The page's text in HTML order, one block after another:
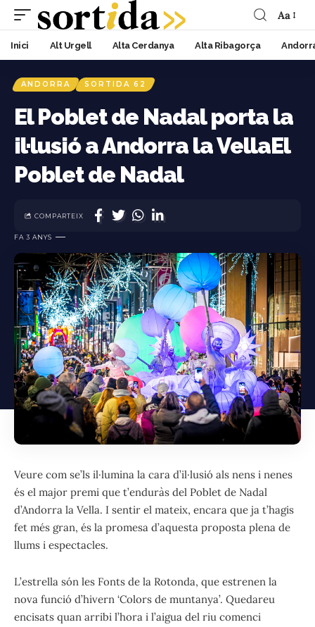
Aa
Inici Alt Urgell Alta Cerdanya Alta Ribagorça
ANDORRA SORTIDA 62
El Poblet de Nadal porta la
il·lusió a Andorra la VellaEl
Poblet de Nadal
FA 3 ANYS
COMPARTEIX
Veure com se’ls il·lumina la cara d’il·lusió als nens i nenes
és el major premi que t’enduràs del Poblet de Nadal
d’Andorra la Vella. I sentir el mateix, encara que ja t’hagis
fet més gran, és la promesa d’aquesta proposta plena de
llums i espectacles.
L’estrella són les Fonts de la Rotonda, que estrenen la
nova funció d’hivern ‘Colors de muntanya’. Quedareu
encisats quan arribi l’hora i l’aigua del riu comenci